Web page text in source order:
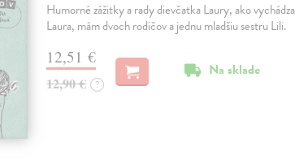
Humorné zážitky a rady dievčatka Laury, ako
Laura, mám dvoch rodičov a jednu mladšiu sestru Lili.
12,51 €
12,90 € ?
Na sklade